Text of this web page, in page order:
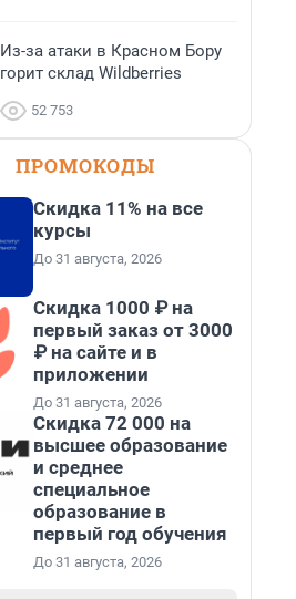
Из-за атаки в Красном Бору
горит склад Wildberries
52 753
ПРОМОКОДЫ
Скидка 11% на все
курсы
До 31 августа, 2026
Скидка 1000 ₽ на
первый заказ от 3000
₽ на сайте и в
приложении
До 31 августа, 2026
Скидка 72 000 на
высшее образование
и среднее
специальное
образование в
первый год обучения
До 31 августа, 2026